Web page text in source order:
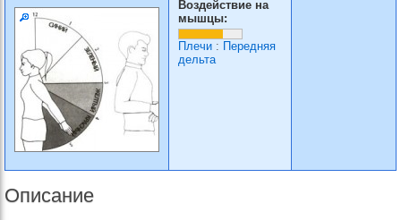
Воздействие на
мышцы:
Плечи : Передняя
дельта
Описание